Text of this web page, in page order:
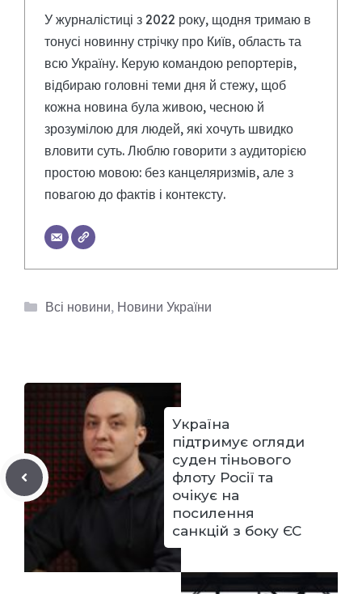
У журналістиці з 2022 року, щодня тримаю в
тонусі новинну стрічку про Київ, область та
всю Україну. Керую командою репортерів,
відбираю головні теми дня й стежу, щоб
кожна новина була живою, чесною й
зрозумілою для людей, які хочуть швидко
вловити суть. Люблю говорити з аудиторією
простою мовою: без канцеляризмів, але з
повагою до фактів і контексту.
Категорії
Всі новини, Новини України
Україна
підтримує огляди
суден тіньового
флоту Росії та
очікує на
посилення
санкцій з боку ЄС